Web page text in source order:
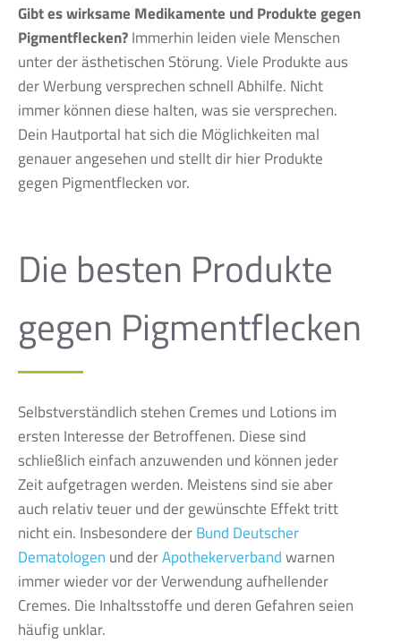
Gibt es wirksame Medikamente und Produkte gegen
Pigmentflecken?Immerhin leiden viele Menschen
unter der ästhetischen Störung. Viele Produkte aus
der Werbung versprechen schnell Abhilfe. Nicht
immer können diese halten, was sie versprechen.
Dein Hautportal hat sich die Möglichkeiten mal
genauer angesehen und stellt dir hier Produkte
gegen Pigmentflecken vor.
Die besten Produkte
gegen Pigmentflecken
Selbstverständlich stehen Cremes und Lotions im
ersten Interesse der Betroffenen. Diese sind
schließlich einfach anzuwenden und können jeder
Zeit aufgetragen werden. Meistens sind sie aber
auch relativ teuer und der gewünschte Effekt tritt
nicht ein. Insbesondere derBund Deutscher
Dematologen und derApothekerverbandwarnen
immer wieder vor der Verwendung aufhellender
Cremes. Die Inhaltsstoffe und deren Gefahren seien
häufig unklar.